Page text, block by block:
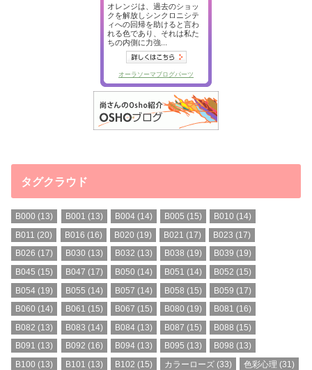
タグクラウド
B000 (13) B001 (13) B004(14) B005 (15) B010 (14)
B011 (20) B016 (16) B020 (19) B021 (17) B023 (17)
B026 (17) B030 (13) B032 (13) B038 (19) B039 (19)
B045 (15) B047 (17) B050 (14) B051 (14) B052 (15)
B054 (19) B055 (14) B057 (14) B058 (15) B059 (17)
B060 (14) B061 (15) B067 (15) B080 (19) B081 (16)
B082 (13) B083 (14) B084(13) B087 (15) B088 (15)
B091 (13) B092 (16) B094(13) B095 (13) B098 (13)
B100 (13) B101 (13) B102 (15) カラーローズ (33) 色彩心理 (31)